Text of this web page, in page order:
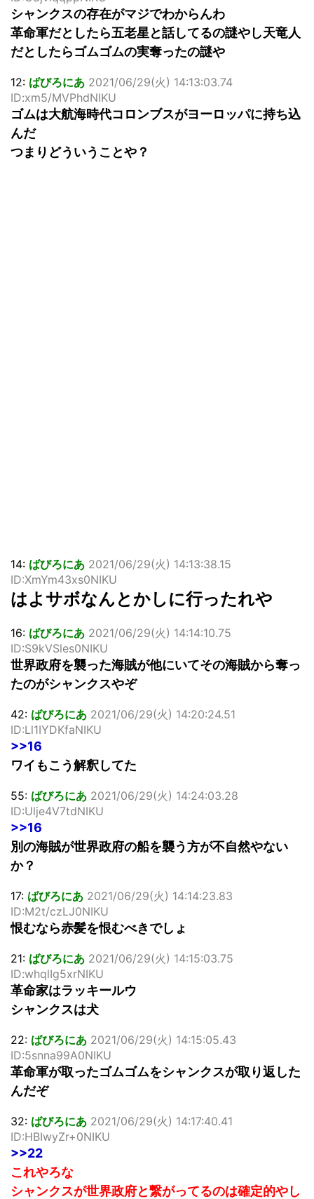
シャンクスの存在がマジでわからんわ
革命軍だとしたら五老星と話してるの謎やし天竜人
だとしたらゴムゴムの実奪ったの謎や
12: ばびろにあ 2021/06/29(火) 14:13:03.74
ID:xm5/MVPhdNIKU
ゴムは大航海時代コロンブスがヨーロッパに持ち込
んだ
つまりどういうことや？
14: ばびろにあ 2021/06/29(火) 14:13:38.15
ID:XmYm43xs0NIKU
はよサボなんとかしに行ったれや
16: ばびろにあ 2021/06/29(火) 14:14:10.75
ID:S9kVSles0NIKU
世界政府を襲った海賊が他にいてその海賊から奪っ
たのがシャンクスやぞ
42: ばびろにあ 2021/06/29(火) 14:20:24.51
ID:Ll1IYDKfaNIKU
>>16
ワイもこう解釈してた
55: ばびろにあ 2021/06/29(火) 14:24:03.28
ID:Ulje4V7tdNIKU
>>16
別の海賊が世界政府の船を襲う方が不自然やない
か？
17: ばびろにあ 2021/06/29(火) 14:14:23.83
ID:M2t/czLJ0NIKU
恨むなら赤髪を恨むべきでしょ
21: ばびろにあ 2021/06/29(火) 14:15:03.75
ID:whqlIg5xrNIKU
革命家はラッキールウ
シャンクスは犬
22: ばびろにあ 2021/06/29(火) 14:15:05.43
ID:5snna99A0NIKU
革命軍が取ったゴムゴムをシャンクスが取り返した
んだぞ
32: ばびろにあ 2021/06/29(火) 14:17:40.41
ID:HBIwyZr+0NIKU
>>22
これやろな
シャンクスが世界政府と繋がってるのは確定的やし